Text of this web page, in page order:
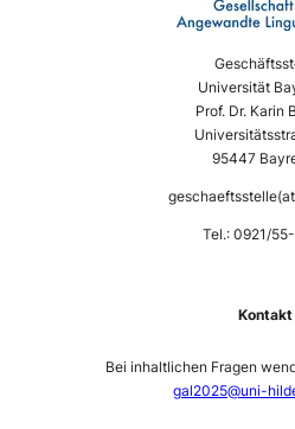
Universität
Prof. Dr. Karin
95447
Tel.: 0921/
Kontakt
Bei inhaltlichen Fragen
gal2025@uni-